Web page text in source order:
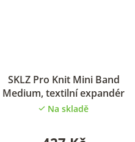
SKLZ Pro Knit Mini Band
Medium, textilní expandér
Na skladě